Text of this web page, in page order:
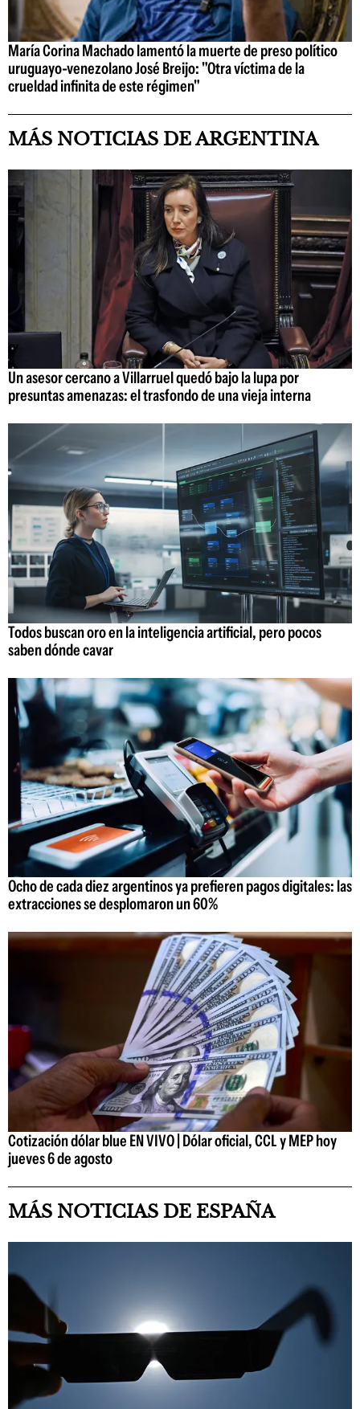
María Corina Machado lamentó la muerte de preso político
uruguayo-venezolano José Breijo: "Otra víctima de la
crueldad infinita de este régimen"
MÁS NOTICIAS DE ARGENTINA
Un asesor cercano a Villarruel quedó bajo la lupa por
presuntas amenazas: el trasfondo de una vieja interna
Todos buscan oro en la inteligencia artificial, pero pocos
saben dónde cavar
Ocho de cada diez argentinos ya prefieren pagos digitales: las
extracciones se desplomaron un 60%
Cotización dólar blue EN VIVO | Dólar oficial, CCL y MEP hoy
jueves 6 de agosto
MÁS NOTICIAS DE ESPAÑA